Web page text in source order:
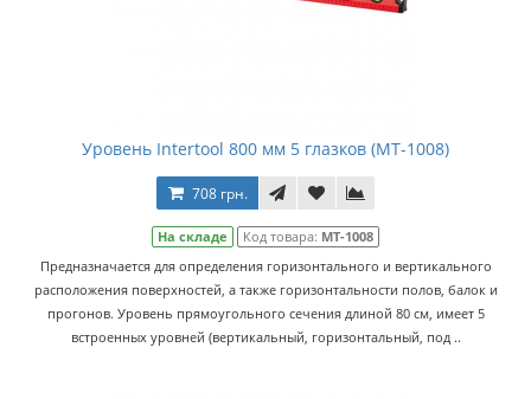
Уровень Intertool 800 мм 5 глазков (MT-1008)
708 грн.
На складе Код товара: MT-1008
Предназначается для определения горизонтального и вертикального
расположения поверхностей, а также горизонтальности полов, балок и
прогонов. Уровень прямоугольного сечения длиной 80 см, имеет 5
встроенных уровней (вертикальный, горизонтальный, под ..